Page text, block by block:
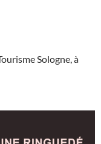
Sologne, à